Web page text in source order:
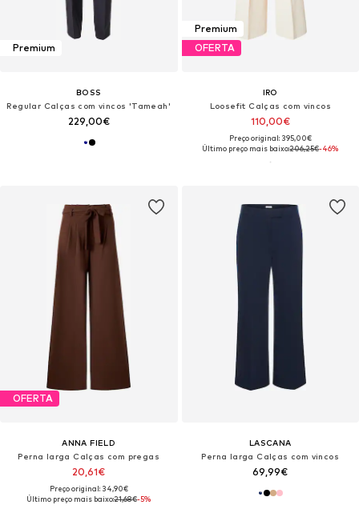
Premium
BOSS
Regular Calças com vincos 'Tameah'
229,00€
Premium
OFERTA
IRO
Loosefit Calças com vincos
110,00€
Preço original: 395,00€
Último preço mais baixo:206,25€-46%
OFERTA
ANNA FIELD
Perna larga Calças com pregas
20,61€
Preço original: 34,90€
Último preço mais baixo:21,68€-5%
LASCANA
Perna larga Calças com vincos
69,99€